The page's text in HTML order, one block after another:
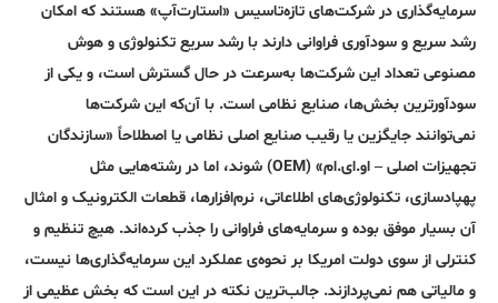
سرمایه‌گذاری در شرکت‌های تازه‌تاسیس «استارت‌آپ» هستند که امکان
رشد سریع و سود‌آوری فراوانی دارند با رشد سریع تکنولوژی و هوش
مصنوعی تعداد این شرکت‌ها به‌سرعت در حال گسترش است، و یکی از
سودآورترین بخش‌ها، صنایع نظامی است. با آن‌که این شرکت‌ها
نمی‌توانند جایگزین یا رقیب صنایع اصلی نظامی یا اصطلاحاً «سازندگان
تجهیزات اصلی – او.ای.ام» (OEM) شوند، اما در رشته‌هایی مثل
پهپادسازی، تکنولوژی‌های اطلاعاتی، نرم‌افزارها، قطعات الکترونیک و امثال
آن بسیار موفق بوده‌ و سرمایه‌های فراوانی را جذب کرده‌اند. هیچ تنظیم و
کنترلی از سوی دولت امریکا بر نحوه‌ی عملکرد این سرمایه‌گذاری‌ها نیست،
و مالیاتی هم نمی‌پردازند. جالب‌ترین نکته در این است که بخش عظیمی از